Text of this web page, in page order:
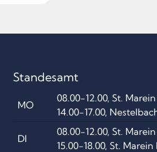
Standesamt
MO
08.00-12.00, St.
14.00-17.00,
DI
08.00-12.00, St.
15.00-18.00, St.